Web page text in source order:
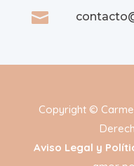

Copyright ©
Aviso Legal y